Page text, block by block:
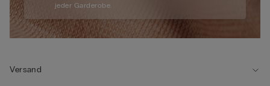
jeder Garderobe.
Versand